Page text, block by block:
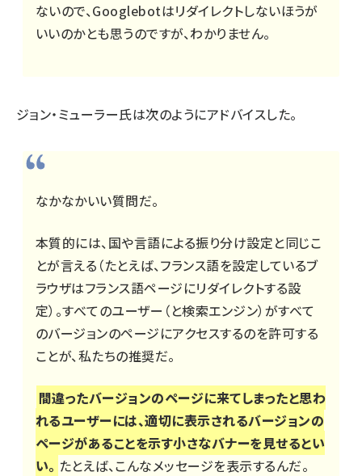
ないので、Googlebotはリダイレクトしないほうが
いいのかとも思うのですが、わかりません。
ジョン・ミューラー氏は次のようにアドバイスした。
なかなかいい質問だ。
本質的には、国や言語による振り分け設定と同じこ
とが言える（たとえば、フランス語を設定しているブ
ラウザはフランス語ページにリダイレクトする設
定）。すべてのユーザー（と検索エンジン）がすべて
のバージョンのページにアクセスするのを許可する
ことが、私たちの推奨だ。
間違ったバージョンのページに来てしまったと思わ
れるユーザーには、適切に表示されるバージョンの
ページがあることを示す小さなバナーを見せるとい
い。 たとえば、こんなメッセージを表示するんだ。